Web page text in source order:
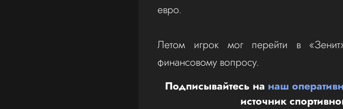
евро.
‎Летом игрок мог перейти в
финансовому вопросу.
Подписывайтесь на наш
источник